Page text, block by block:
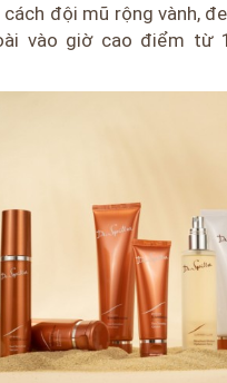
cách đội mũ rộng vành,
vào giờ cao điểm từ